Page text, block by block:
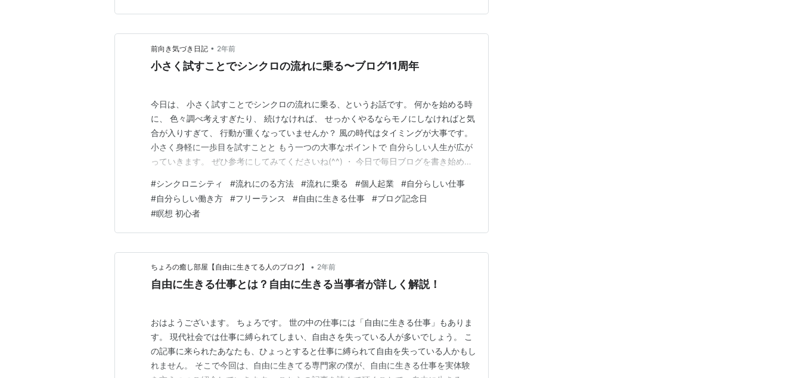
前向き気づき日記 • 2年前
小さく試すことでシンクロの流れに乗る〜ブログ11周年
今日は、 小さく試すことでシンクロの流れに乗る、というお話です。 何かを始める時
に、 色々調べ考えすぎたり、 続けなければ、 せっかくやるならモノにしなければと気
合が入りすぎて、 行動が重くなっていませんか？ 風の時代はタイミングが大事です。
小さく身軽に一歩目を試すことと もう一つの大事なポイントで 自分らしい人生が広が
っていきます。 ぜひ参考にしてみてくださいね(^^) ・ 今日で毎日ブログを書き始めて
く毎日書き続けるなんて 我ながらビックリです！ 今でもよく覚えていますが、 ブログ
を始めたのはちょっとし…
#シンクロニシティ #流れにのる方法 #流れに乗る #個人起業 #自分らしい仕事
#自分らしい働き方 #フリーランス #自由に生きる仕事 #ブログ記念日
#瞑想 初心者
ちょろの癒し部屋【自由に生きてる人のブログ】 • 2年前
自由に生きる仕事とは？自由に生きる当事者が詳しく解説！
おはようございます。 ちょろです。 世の中の仕事には「自由に生きる仕事」もありま
す。 現代社会では仕事に縛られてしまい、自由さを失っている人が多いでしょう。 こ
の記事に来られたあなたも、ひょっとすると仕事に縛られて自由を失っている人かもし
れません。 そこで今回は、自由に生きてる専門家の僕が、自由に生きる仕事を実体験